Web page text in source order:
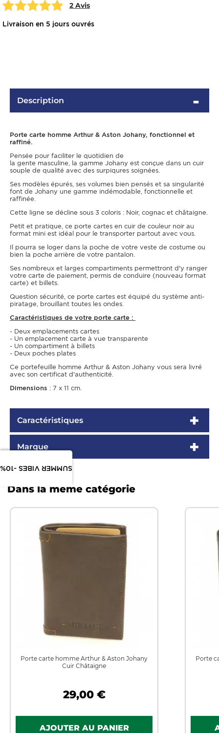
SUMMER VIBES -10%
2 Avis
Livraison en 5 jours ouvrés
Description
Porte carte homme Arthur & Aston Johany, fonctionnel et
raffiné.
Pensée pour faciliter le quotidien de
la gente masculine, la gamme Johany est conçue dans un cuir
souple de qualité avec des surpiqures soignées.
Ses modèles épurés, ses volumes bien pensés et sa singularité
font de Johany une gamme indémodable, fonctionnelle et
raffinée.
Cette ligne se décline sous 3 coloris : Noir, cognac et châtaigne.
Petit et pratique, ce porte cartes en cuir de couleur noir au
format mini est idéal pour le transporter partout avec vous.
Il pourra se loger dans la poche de votre veste de costume ou
bien la poche arrière de votre pantalon.
Ses nombreux et larges compartiments permettront d'y ranger
votre carte de paiement, permis de conduire (nouveau format
carte) et billets.
Question sécurité, ce porte cartes est équipé du système anti-
piratage, brouillant toutes les ondes.
Caractéristiques de votre porte carte :
- Deux emplacements cartes
- Un emplacement carte à vue transparente
- Un compartiment à billets
- Deux poches plates
Ce portefeuille homme Arthur & Aston Johany vous sera livré
avec son certificat d'authenticité.
Dimensions : 7 x 11 cm.
Caractéristiques
Marque
Dans la même catégorie
Porte carte homme Arthur & Aston Johany
Cuir Châtaigne
29,00 €
Porte